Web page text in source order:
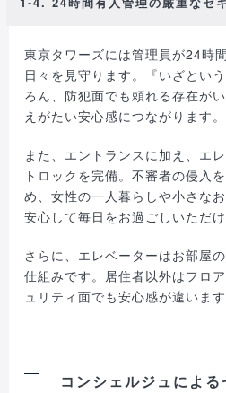
東京タワーズには管理員が24時
日々を見守ります。『いざとい
ろん、防犯面でも頼れる存在が
えがたい安心感につながります。
また、エントランスに加え、エ
トロックを完備。不審者の侵入
め、女性の一人暮らしや小さな
安心して毎日をお過ごしいただけ
さらに、エレベーターはお部屋
仕組みです。居住者以外はフロ
ュリティ面でも安心感が違います
コンシェルジュによ